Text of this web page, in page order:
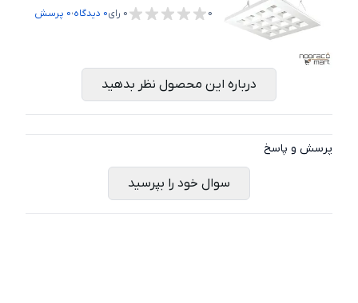
0
0 رای0 دیدگاه،0 پرسش
درباره این محصول نظر بدهید
پرسش و پاسخ
سوال خود را بپرسید